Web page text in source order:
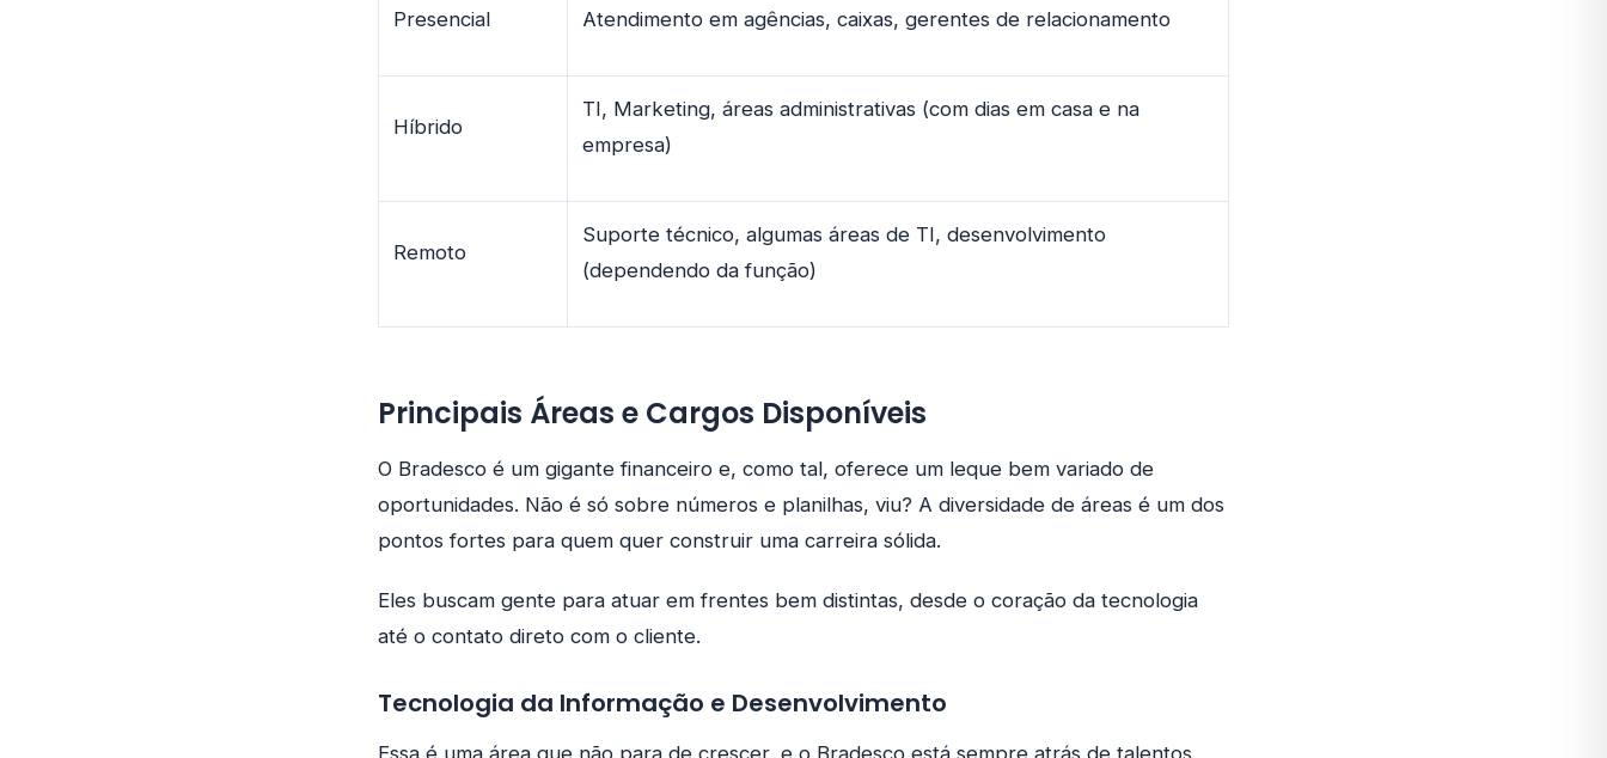
Presencial Atendimento em agências, caixas, gerentes de relacionamento
Híbrido
TI, Marketing, áreas administrativas (com dias em casa e na
empresa)
Remoto
Suporte técnico, algumas áreas de TI, desenvolvimento
(dependendo da função)
Principais Áreas e Cargos Disponíveis
O Bradesco é um gigante financeiro e, como tal, oferece um leque bem variado de
oportunidades. Não é só sobre números e planilhas, viu? A diversidade de áreas é um dos
pontos fortes para quem quer construir uma carreira sólida.
Eles buscam gente para atuar em frentes bem distintas, desde o coração da tecnologia
até o contato direto com o cliente.
Tecnologia da Informação e Desenvolvimento
Essa é uma área que não para de crescer, e o Bradesco está sempre atrás de talentos